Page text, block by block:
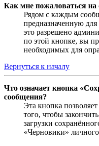
Как мне пожаловаться на
Рядом с каждым
предназначенную
это разрешено
по этой кнопке, вы
необходимых для
Вернуться к началу
Что означает кнопка
сообщения?
Эта кнопка
того, чтобы
загрузки
«Черновики» личного